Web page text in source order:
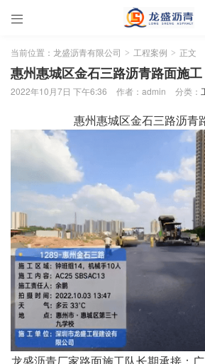

当前位置： 龙盛沥青有限公司 > 工程案例 > 正文
惠州惠城区金石三路沥青路面施
2022年10月7日 下午6:36 作者：admin 分类：
惠州惠城区金石三路沥青